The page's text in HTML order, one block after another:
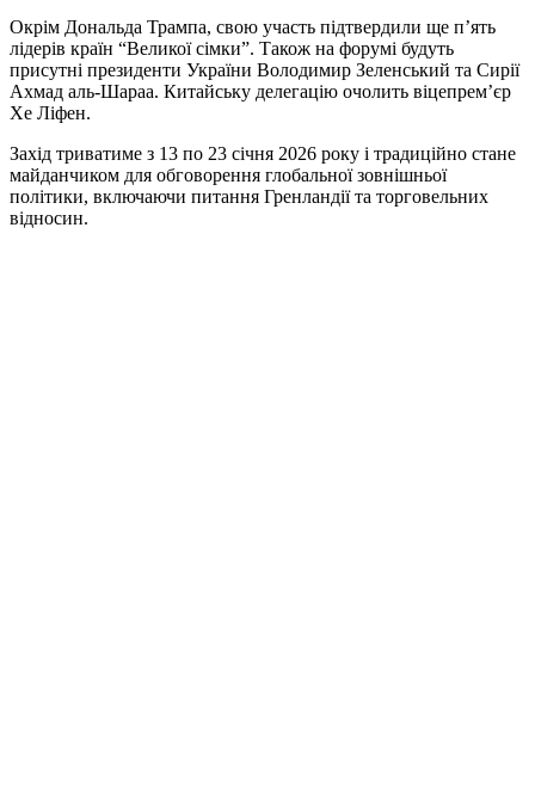
Окрім Дональда Трампа, свою участь підтвердили ще п’ять
лідерів країн “Великої сімки”. Також на форумі будуть
присутні президенти України Володимир Зеленський та Сирії
Ахмад аль-Шараа. Китайську делегацію очолить віцепрем’єр
Хе Ліфен.
Захід триватиме з 13 по 23 січня 2026 року і традиційно стане
майданчиком для обговорення глобальної зовнішньої
політики, включаючи питання Гренландії та торговельних
відносин.